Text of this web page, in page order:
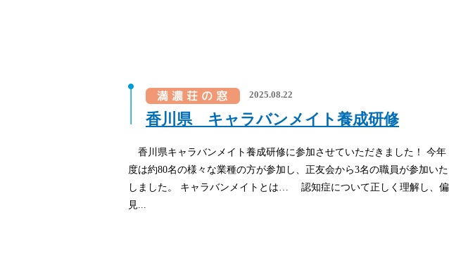
2025.08.22
香川県 キャラバンメイト養成研修
香川県キャラバンメイト養成研修に参加させていただきました！ 今年
度は約80名の様々な業種の方が参加し、正友会から3名の職員が参加いた
しました。 キャラバンメイトとは… 認知症について正しく理解し、偏
見...